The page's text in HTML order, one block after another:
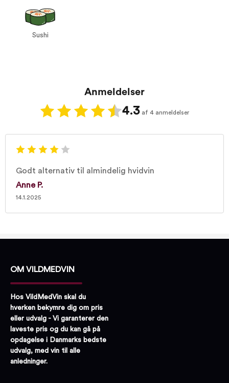
Sushi
Anmeldelser
4.3 af 4 anmeldelser
Godt alternativ til almindelig hvidvin
Anne P.
14.1.2025
OM VILDMEDVIN
Hos VildMedVin skal du
hverken bekymre dig om pris
eller udvalg - Vi garanterer den
laveste pris og du kan gå på
opdagelse i Danmarks bedste
udvalg, med vin til alle
anledninger.